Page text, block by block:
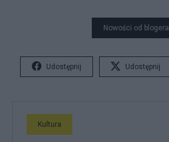
Nowości od blogera
Udostępnij Udostępnij
Kultura